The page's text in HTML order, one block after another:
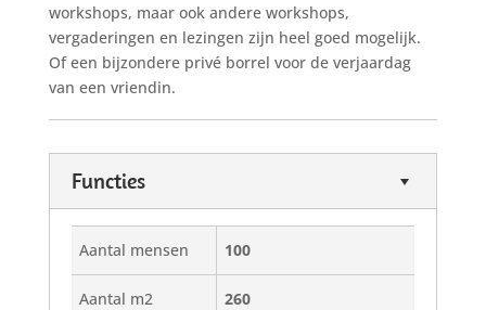
workshops, maar ook andere workshops,
vergaderingen en lezingen zijn heel goed mogelijk.
Of een bijzondere privé borrel voor de verjaardag
van een vriendin.
Functies
Aantal mensen 100
Aantal m2 260